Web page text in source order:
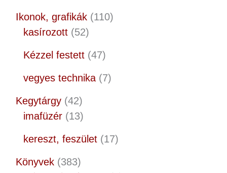
Ikonok, grafikák 110
kasírozott 52
Kézzel festett 47
vegyes technika 7
Kegytárgy 42
imafüzér 13
kereszt, feszület 17
Könyvek 383